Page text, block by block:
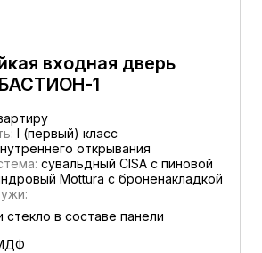
входная дверь
1
I (первый) класс
открывания
сувальдный CISA c пиновой
Mottura с броненакладкой
стекло в составе панели